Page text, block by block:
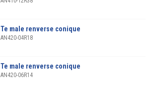
Te male renverse conique
AN420-04R18
Te male renverse conique
AN420-06R14